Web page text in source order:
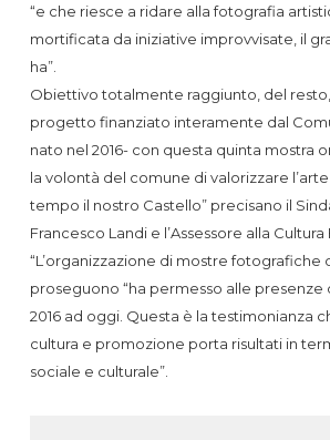
“e che riesce a ridare alla fotografia
mortificata da iniziative improvvisate, il
ha”.
Obiettivo totalmente raggiunto, del resto,
progetto finanziato interamente dal
nato nel 2016- con questa quinta mostra
la volontà del comune di valorizzare
tempo il nostro Castello” precisano il
Francesco Landi e l’Assessore alla Cultura
“L’organizzazione di mostre fotografiche
proseguono “ha permesso alle
2016 ad oggi. Questa è la testimonianza
cultura e promozione porta risultati in
sociale e culturale”.